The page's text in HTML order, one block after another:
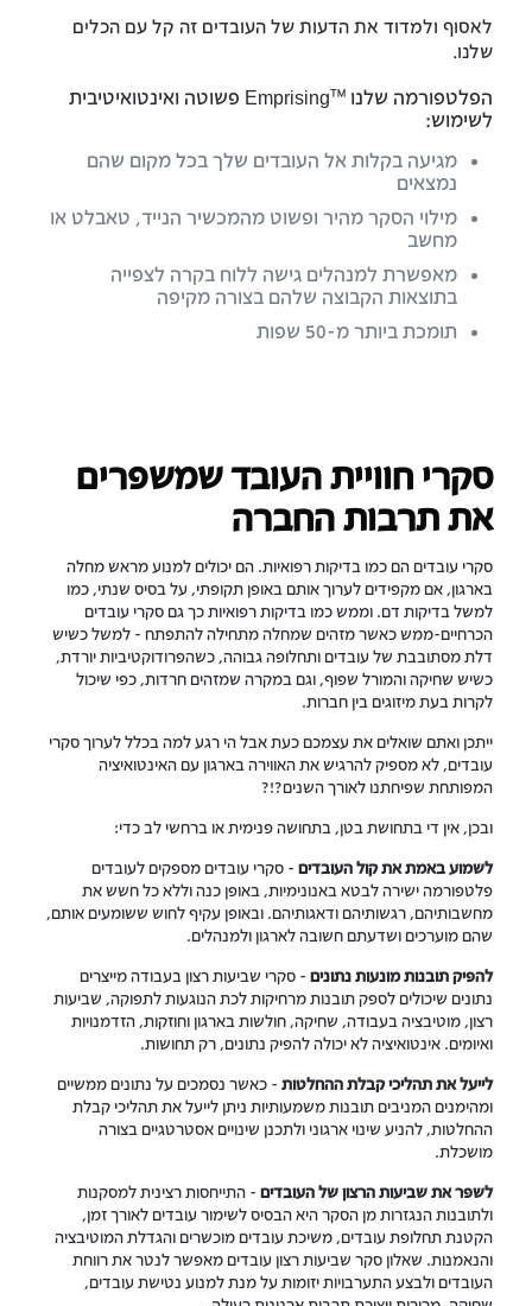
לאסוף ולמדוד את הדעות של העובדים זה קל עם הכלים
שלנו.
הפלטפורמה שלנו ™
Emprising פשוטה ואינטואיטיבית
לשימוש:
מגיעה בקלות אל העובדים שלך בכל מקום שהם
נמצאים
מילוי הסקר מהיר ופשוט מהמכשיר הנייד, טאבלט או
מחשב
מאפשרת למנהלים גישה ללוח בקרה לצפייה
בתוצאות הקבוצה שלהם בצורה מקיפה
תומכת ביותר מ-50 שפות
סקרי חוויית העובד שמשפרים
את תרבות החברה
סקרי עובדים הם כמו בדיקות רפואיות. הם יכולים למנוע מראש מחלה
בארגון, אם מקפידים לערוך אותם באופן תקופתי, על בסיס שנתי, כמו
למשל בדיקות דם. וממש כמו בדיקות רפואיות כך גם סקרי עובדים
הכרחיים-ממש כאשר מזהים שמחלה מתחילה להתפתח - למשל כשיש
דלת מסתובבת של עובדים ותחלופה גבוהה, כשהפרודוקטיביות יורדת,
כשיש שחיקה והמורל שפוף, וגם במקרה שמזהים חרדות, כפי שיכול
לקרות בעת מיזוגים בין חברות.
ייתכן ואתם שואלים את עצמכם כעת אבל הי רגע למה בכלל לערוך סקרי
עובדים, לא מספיק להרגיש את האווירה בארגון עם האינטואיציה
המפותחת שפיחתנו לאורך השנים?!?
ובכן, אין די בתחושת בטן, בתחושה פנימית או ברחשי לב כדי:
לשמוע באמת את קול העובדים - סקרי עובדים מספקים לעובדים
פלטפורמה ישירה לבטא באנונימיות, באופן כנה וללא כל חשש את
מחשבותיהם, רגשותיהם ודאגותיהם. ובאופן עקיף לחוש ששומעים אותם,
שהם מוערכים ושדעתם חשובה לארגון ולמנהלים.
להפיק תובנות מונעות נתונים - סקרי שביעות רצון בעבודה מייצרים
נתונים שיכולים לספק תובנות מרחיקות לכת הנוגעות לתפוקה, שביעות
רצון, מוטיבציה בעבודה, שחיקה, חולשות בארגון וחוזקות, הזדמנויות
ואיומים. אינטואיציה לא יכולה להפיק נתונים, רק תחושות.
לייעל את תהליכי קבלת ההחלטות - כאשר נסמכים על נתונים ממשיים
ומהימנים המניבים תובנות משמעותיות ניתן לייעל את תהליכי קבלת
ההחלטות, להניע שינוי ארגוני ולתכנן שינויים אסטרטגיים בצורה
מושכלת.
לשפר את שביעות הרצון של העובדים - התייחסות רצינית למסקנות
ולתובנות הנגזרות מן הסקר היא הבסיס לשימור עובדים לאורך זמן,
הקטנת תחלופת עובדים, משיכת עובדים מוכשרים והגדלת המוטיבציה
והנאמנות. שאלון סקר שביעות רצון עובדים מאפשר לנטר את רווחת
העובדים ולבצע התערבויות יזומות על מנת למנוע נטישת עובדים,